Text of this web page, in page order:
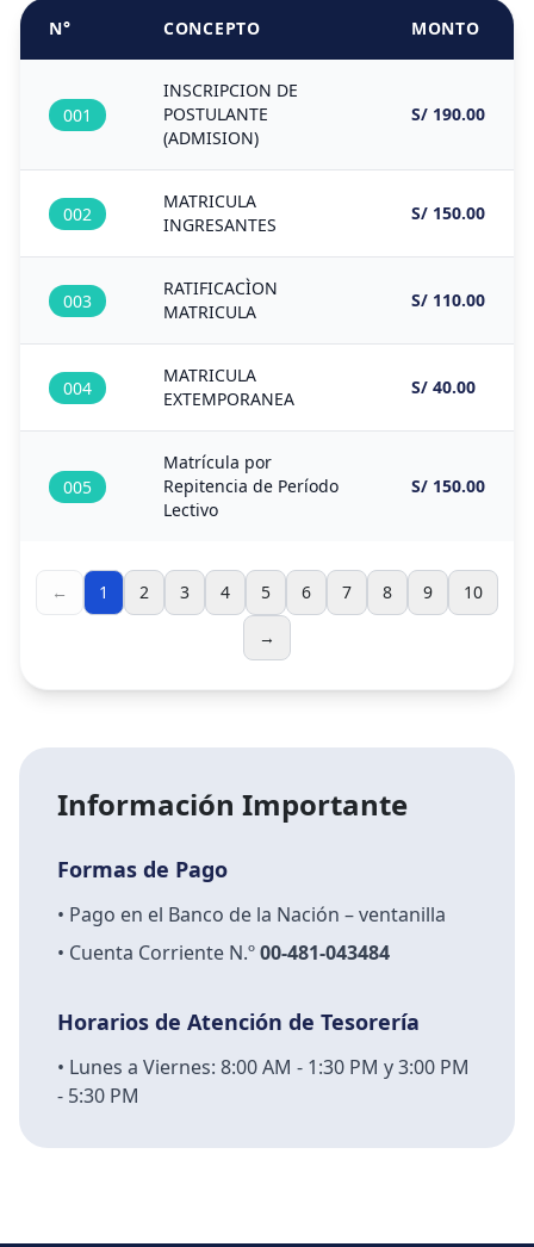
N° CONCEPTO MONTO
001
INSCRIPCION DE
POSTULANTE
(ADMISION)
S/ 190.00
002
MATRICULA
INGRESANTES
S/ 150.00
003
RATIFICACÌON
MATRICULA
S/ 110.00
004
MATRICULA
EXTEMPORANEA
S/ 40.00
005
Matrícula por
Repitencia de Período
Lectivo
S/ 150.00
← 1 2 3 4 5 6 7 8 9
10
→
Información Importante
Formas de Pago
• Pago en el Banco de la Nación – ventanilla
• Cuenta Corriente N.º00-481-043484
Horarios de Atención de Tesorería
• Lunes a Viernes: 8:00 AM - 1:30 PM y 3:00 PM
- 5:30 PM